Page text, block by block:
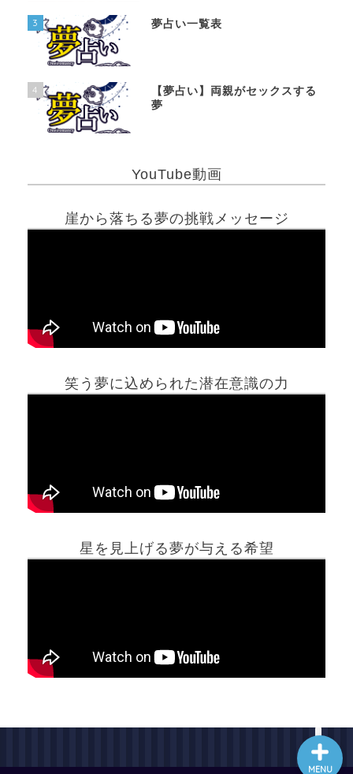
3 夢占い一覧表
4
【夢占い】両親がセックスする
夢
YouTube動画
崖から落ちる夢の挑戦メッセージ
笑う夢に込められた潜在意識の力
星を見上げる夢が与える希望
MENU
ホーム
最新記事動画